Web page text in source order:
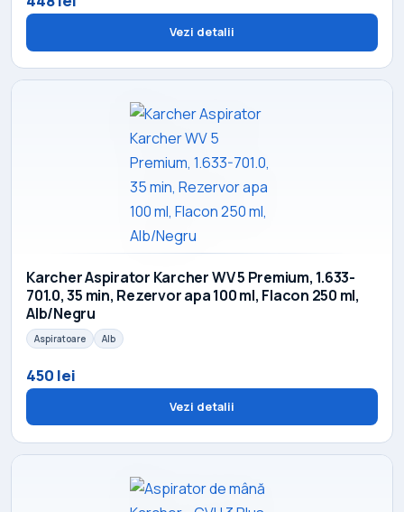
Vezi detalii
Karcher Aspirator Karcher WV 5 Premium, 1.633-
701.0, 35 min, Rezervor apa 100 ml, Flacon 250 ml,
Alb/Negru
Aspiratoare Alb
450 lei
Vezi detalii